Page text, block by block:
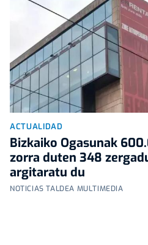
ACTUALIDAD
Bizkaiko Ogasunak
zorra duten 348
argitaratu du
NOTICIAS TALDEA MULTIMEDIA